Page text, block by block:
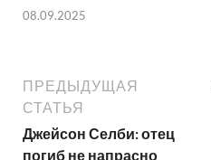
08.09.2025
ПРЕДЫДУЩАЯ
СТАТЬЯ
Джейсон Селби: отец
погиб не напрасно